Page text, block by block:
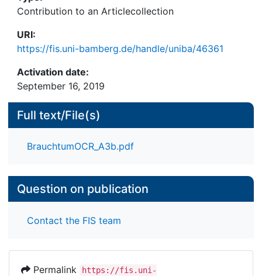
Contribution to an Articlecollection
URI:
https://fis.uni-bamberg.de/handle/uniba/46361
Activation date:
September 16, 2019
Full text/File(s)
BrauchtumOCR_A3b.pdf
Question on publication
Contact the FIS team
Permalink
https://fis.uni-